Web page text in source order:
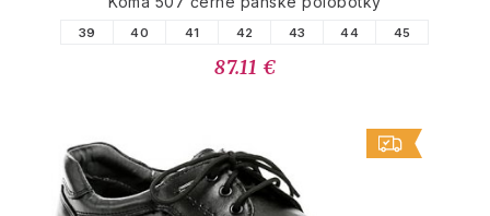
39 40 41 42 43 44 45
87.11 €